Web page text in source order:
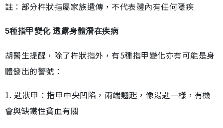
註：部分杵狀指屬家族遺傳，不代表體內有任何隱疾
5種指甲變化 透露身體潛在疾病
胡醫生提醒，除了杵狀指外，有5種指甲變化亦有可能是身
體發出的警號：
1. 匙狀甲：指甲中央凹陷，兩端翹起，像湯匙一樣，有機
會與缺鐵性貧血有關